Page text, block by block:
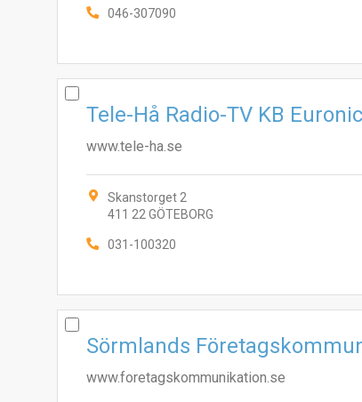
046-307090
Tele-Hå Radio-TV KB
www.tele-ha.se
Skanstorget 2
411 22 GÖTEBORG
031-100320
Sörmlands
www.foretagskommunikation.se